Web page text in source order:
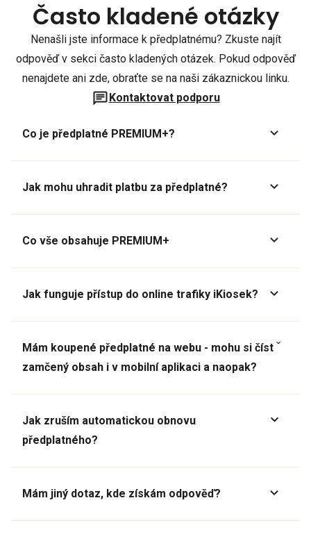
Často kladené otázky
Nenašli jste informace k předplatnému? Zkuste najít
odpověď v sekci často kladených otázek. Pokud odpověď
nenajdete ani zde, obraťte se na naši zákaznickou linku.
Kontaktovat podporu
Co je předplatné PREMIUM+?
Jak mohu uhradit platbu za předplatné?
Co vše obsahuje PREMIUM+
Jak funguje přístup do online trafiky iKiosek?
Mám koupené předplatné na webu - mohu si číst
zamčený obsah i v mobilní aplikaci a naopak?
Jak zruším automatickou obnovu
předplatného?
Mám jiný dotaz, kde získám odpověď?